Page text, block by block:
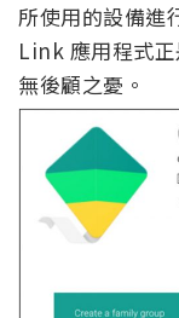
所使用的設備進
Link 應用程式
無後顧之憂。